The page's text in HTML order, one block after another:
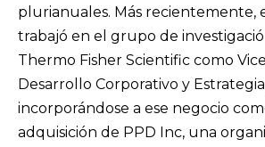
plurianuales. Más recientemente,
trabajó en el grupo de
Thermo Fisher Scientific como
Desarrollo Corporativo y
incorporándose a ese negocio
adquisición de PPD Inc, una